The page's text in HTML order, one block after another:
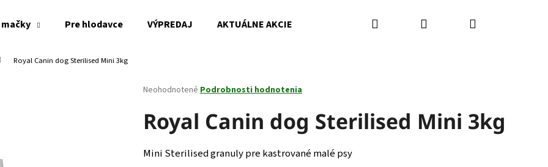
Pre hlodavce VÝPREDAJ AKTUÁLNE AKCIE Kamenná predajňa Kontakty
Hľadať PrihlásenieNákupný
Royal Canin dog Sterilised Mini 3kg
Priemerné
produktu
je
z
5
Neohodnotené Podrobnosti hodnotenia
Royal Canin dog Sterilised Mini 3kg
Mini Sterilised granuly pre kastrované malé psy
Čo potrebujete nájsť?
HĽADAŤ